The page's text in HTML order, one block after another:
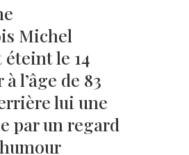
Michel
éteint le 14
l’âge de 83
lui une
par un regard